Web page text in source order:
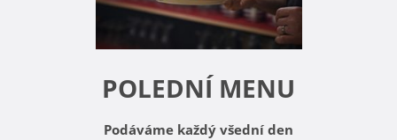
POLEDNÍ MENU
Podáváme každý všední den